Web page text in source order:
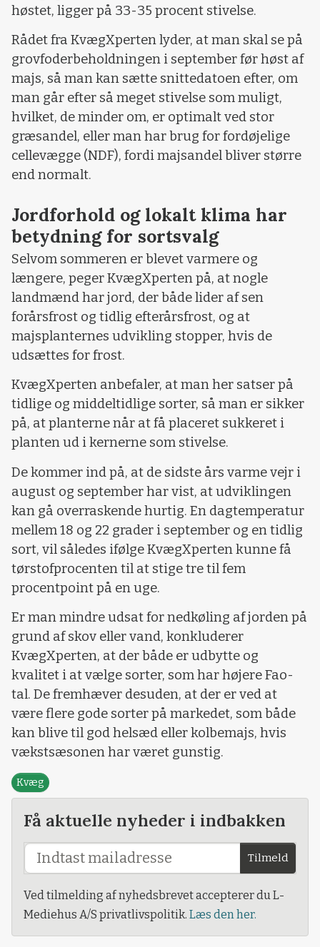
høstet, ligger på 33-35 procent stivelse.
Rådet fra KvægXperten lyder, at man skal se på
grovfoderbeholdningen i september før høst af
majs, så man kan sætte snittedatoen efter, om
man går efter så meget stivelse som muligt,
hvilket, de minder om, er optimalt ved stor
græsandel, eller man har brug for fordøjelige
cellevægge (NDF), fordi majsandel bliver større
end normalt.
Jordforhold og lokalt klima har
betydning for sortsvalg
Selvom sommeren er blevet varmere og
længere, peger KvægXperten på, at nogle
landmænd har jord, der både lider af sen
forårsfrost og tidlig efterårsfrost, og at
majsplanternes udvikling stopper, hvis de
udsættes for frost.
KvægXperten anbefaler, at man her satser på
tidlige og middeltidlige sorter, så man er sikker
på, at planterne når at få placeret sukkeret i
planten ud i kernerne som stivelse.
De kommer ind på, at de sidste års varme vejr i
august og september har vist, at udviklingen
kan gå overraskende hurtig. En dagtemperatur
mellem 18 og 22 grader i september og en tidlig
sort, vil således ifølge KvægXperten kunne få
tørstofprocenten til at stige tre til fem
procentpoint på en uge.
Er man mindre udsat for nedkøling af jorden på
grund af skov eller vand, konkluderer
KvægXperten, at der både er udbytte og
kvalitet i at vælge sorter, som har højere Fao-
tal. De fremhæver desuden, at der er ved at
være flere gode sorter på markedet, som både
kan blive til god helsæd eller kolbemajs, hvis
vækstsæsonen har været gunstig.
Kvæg
Få aktuelle nyheder i indbakken
Tilmeld
Ved tilmelding af nyhedsbrevet accepterer du L-
Mediehus A/S privatlivspolitik. Læs den her.